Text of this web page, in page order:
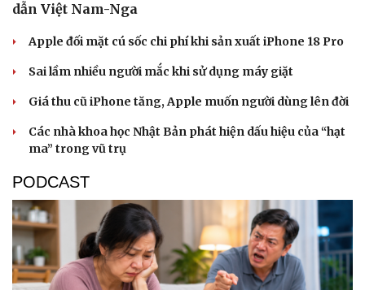
dẫn Việt Nam-Nga
Apple đối mặt cú sốc chi phí khi sản xuất iPhone 18 Pro
Sai lầm nhiều người mắc khi sử dụng máy giặt
Giá thu cũ iPhone tăng, Apple muốn người dùng lên đời
Các nhà khoa học Nhật Bản phát hiện dấu hiệu của “hạt
ma” trong vũ trụ
PODCAST